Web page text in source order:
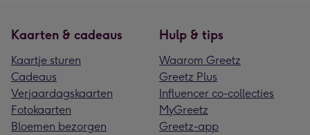
Kaarten & cadeaus
Kaartje sturen
Cadeaus
Verjaardagskaarten
Fotokaarten
Bloemen bezorgen
Hulp & tips
Waarom Greetz
Greetz Plus
Influencer co-collecties
MyGreetz
Greetz-app